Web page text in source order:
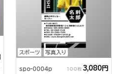
スポーツ 写真入り
spo-0004p 100枚 3,080円